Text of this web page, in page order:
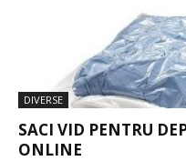
DIVERSE
SACI VID PENTRU
ONLINE